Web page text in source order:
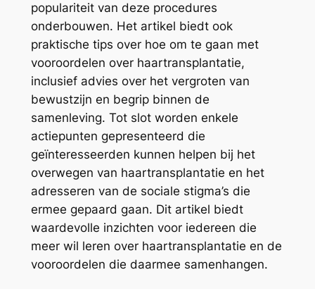
populariteit van deze procedures
onderbouwen. Het artikel biedt ook
praktische tips over hoe om te gaan met
vooroordelen over haartransplantatie,
inclusief advies over het vergroten van
bewustzijn en begrip binnen de
samenleving. Tot slot worden enkele
actiepunten gepresenteerd die
geïnteresseerden kunnen helpen bij het
overwegen van haartransplantatie en het
adresseren van de sociale stigma’s die
ermee gepaard gaan. Dit artikel biedt
waardevolle inzichten voor iedereen die
meer wil leren over haartransplantatie en de
vooroordelen die daarmee samenhangen.